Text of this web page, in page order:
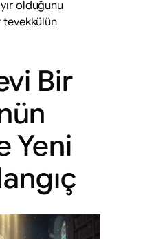
olduğunu
tevekkülün
Bir
Yeni